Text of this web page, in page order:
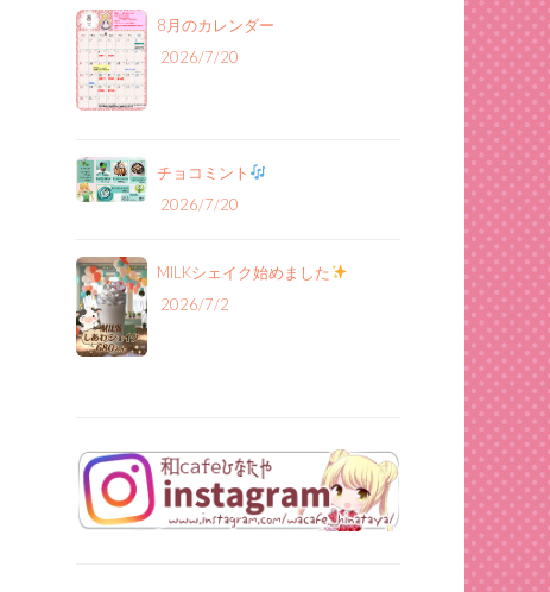
8月のカレンダー
2026/7/20
チョコミント
2026/7/20
MILKシェイク始めました
2026/7/2